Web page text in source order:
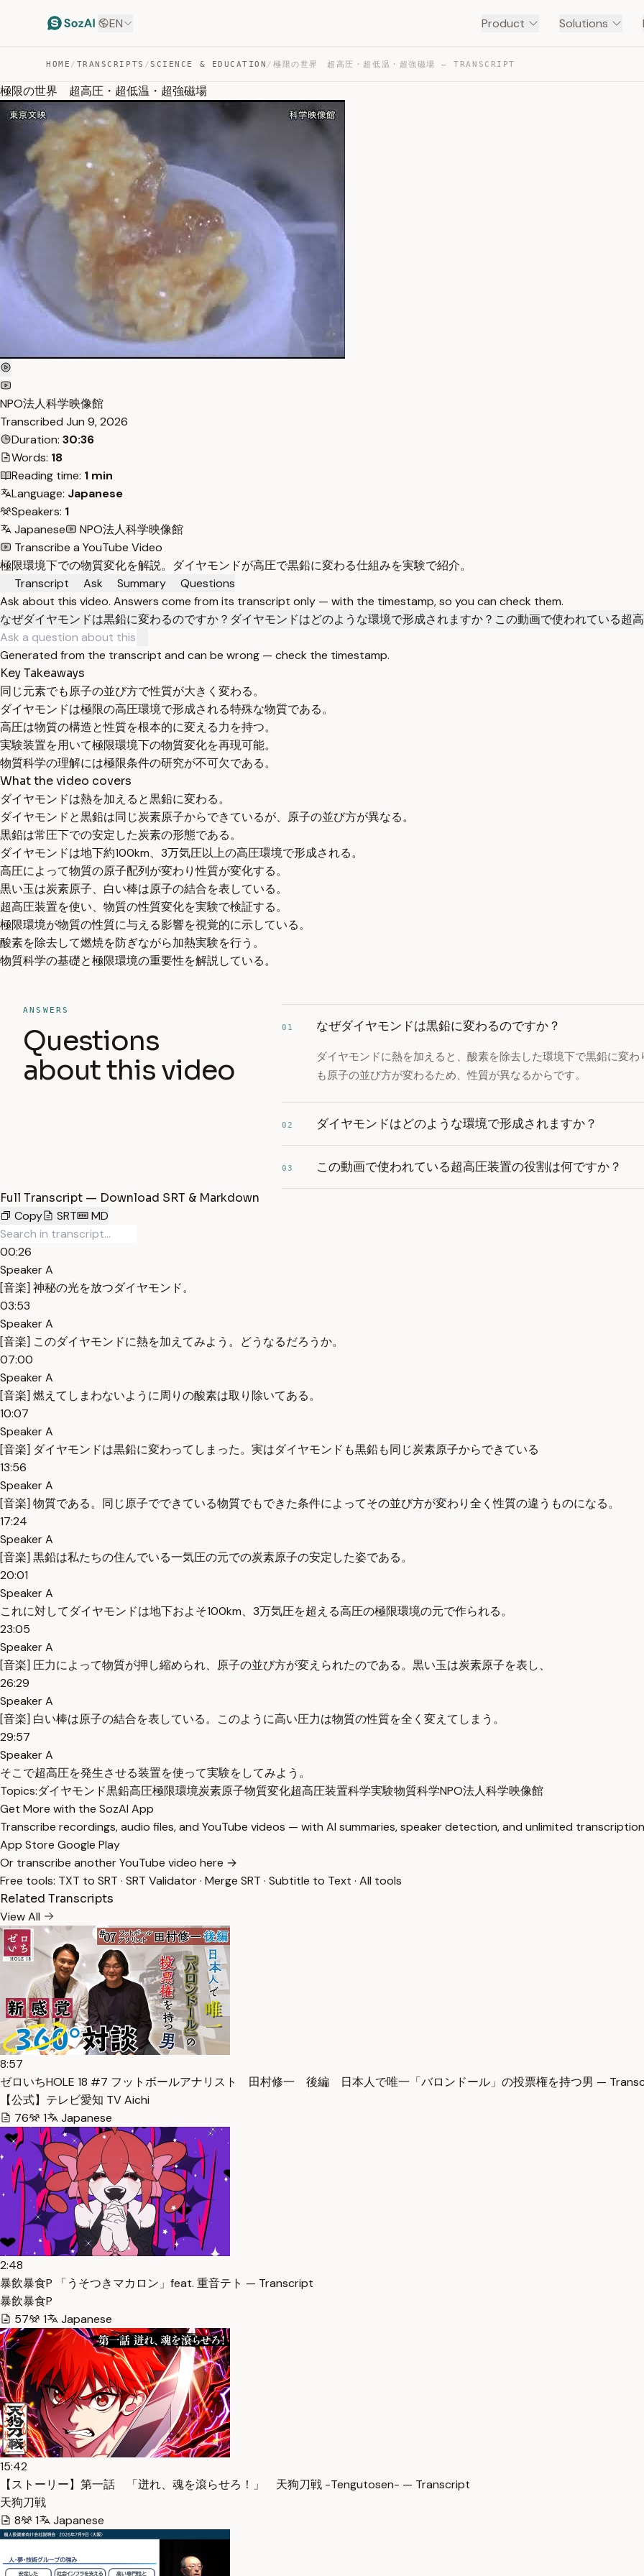
EN Product Solutions
HOME / TRANSCRIPTS /SCIENCE & EDUCATION /極限の世界 超高圧・超低温・超強磁場 — TRANSCRIPT
極限の世界 超高圧・超低温・超強磁場
NPO法人科学映像館
Transcribed Jun 9, 2026
Duration: 30:36
Words: 18
Reading time: 1 min
Language: Japanese
Speakers: 1
Japanese
NPO法人科学映像館
Transcribe a YouTube Video
極限環境下での物質変化を解説。ダイヤモンドが高圧で黒鉛に変わる仕組みを実験で紹介。
Transcript
Ask Summary
Questions
Ask about this video. Answers come from its transcript only — with the timestamp, so you can check them.
なぜダイヤモンドは黒鉛に変わるのですか？ ダイヤモンドはどのような環境で形成されますか？ この動画で使われている超
Generated from the transcript and can be wrong — check the timestamp.
Key Takeaways
同じ元素でも原子の並び方で性質が大きく変わる。
ダイヤモンドは極限の高圧環境で形成される特殊な物質である。
高圧は物質の構造と性質を根本的に変える力を持つ。
実験装置を用いて極限環境下の物質変化を再現可能。
物質科学の理解には極限条件の研究が不可欠である。
What the video covers
ダイヤモンドは熱を加えると黒鉛に変わる。
ダイヤモンドと黒鉛は同じ炭素原子からできているが、原子の並び方が異なる。
黒鉛は常圧下での安定した炭素の形態である。
ダイヤモンドは地下約100km、3万気圧以上の高圧環境で形成される。
高圧によって物質の原子配列が変わり性質が変化する。
黒い玉は炭素原子、白い棒は原子の結合を表している。
超高圧装置を使い、物質の性質変化を実験で検証する。
極限環境が物質の性質に与える影響を視覚的に示している。
酸素を除去して燃焼を防ぎながら加熱実験を行う。
物質科学の基礎と極限環境の重要性を解説している。
ANSWERS
Questions
about this video
01 なぜダイヤモンドは黒鉛に変わるのですか？
ダイヤモンドに熱を加えると、酸素を除去した環境下で黒鉛に変
も原子の並び方が変わるため、性質が異なるからです。
02 ダイヤモンドはどのような環境で形成されますか？
03 この動画で使われている超高圧装置の役割は何ですか？
Full Transcript — Download SRT & Markdown
Copy
SRT MD
00:26
Speaker A
[音楽] 神秘の光を放つダイヤモンド。
03:53
Speaker A
[音楽] このダイヤモンドに熱を加えてみよう。どうなるだろうか。
07:00
Speaker A
[音楽] 燃えてしまわないように周りの酸素は取り除いてある。
10:07
Speaker A
[音楽] ダイヤモンドは黒鉛に変わってしまった。実はダイヤモンドも黒鉛も同じ炭素原子からできている
13:56
Speaker A
[音楽] 物質である。同じ原子でできている物質でもできた条件によってその並び方が変わり全く性質の違うものになる。
17:24
Speaker A
[音楽] 黒鉛は私たちの住んでいる一気圧の元での炭素原子の安定した姿である。
20:01
Speaker A
これに対してダイヤモンドは地下およそ100km、3万気圧を超える高圧の極限環境の元で作られる。
23:05
Speaker A
[音楽] 圧力によって物質が押し縮められ、原子の並び方が変えられたのである。黒い玉は炭素原子を表し、
26:29
Speaker A
[音楽] 白い棒は原子の結合を表している。このように高い圧力は物質の性質を全く変えてしまう。
29:57
Speaker A
そこで超高圧を発生させる装置を使って実験をしてみよう。
Topics:ダイヤモンド黒鉛高圧極限環境炭素原子物質変化超高圧装置科学実験物質科学NPO法人科学映像館
Get More with the SozAI App
Transcribe recordings, audio files, and YouTube videos — with AI summaries, speaker detection, and unlimited
App Store Google Play
Or transcribe another YouTube video here →
Free tools: TXT to SRT · SRT Validator· Merge SRT · Subtitle to Text · All tools
Related Transcripts
View All
8:57
ゼロいちHOLE 18 #7 フットボールアナリスト 田村修一 後編 日本人で唯一「バロンドール」の投票権を持つ男 —
【公式】テレビ愛知 TV Aichi
76
1 Japanese
2:48
暴飲暴食P 「うそつきマカロン」feat. 重音テト — Transcript
暴飲暴食P
57
1 Japanese
15:42
【ストーリー】第一話 「迸れ、魂を滾らせろ！」 天狗刀戦 -Tengutosen- — Transcript
天狗刀戦
8
1 Japanese